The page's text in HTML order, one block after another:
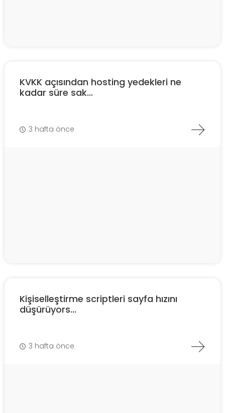
KVKK açısından hosting yedekleri ne
kadar süre sak...
3 hafta önce
Kişiselleştirme scriptleri sayfa hızını
düşürüyors...
3 hafta önce